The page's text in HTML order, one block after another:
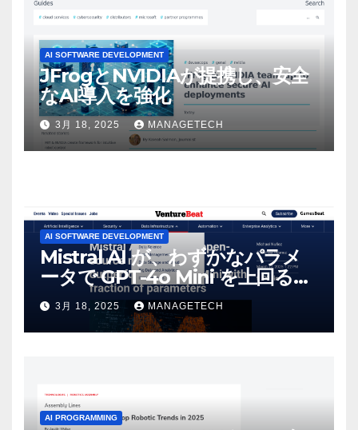
AI SOFTWARE DEVELOPMENT
JFrogとNVIDIAが提携し、安全
なAI導入を強化
3月 18, 2025 MANAGETECH
AI SOFTWARE DEVELOPMENT
Mistral AI が、わずかなパラメ
ータで GPT-4o Mini を上回る新
しいオープンソース モデルをリ
リース | VentureBeat
3月 18, 2025 MANAGETECH
AI PROGRAMMING